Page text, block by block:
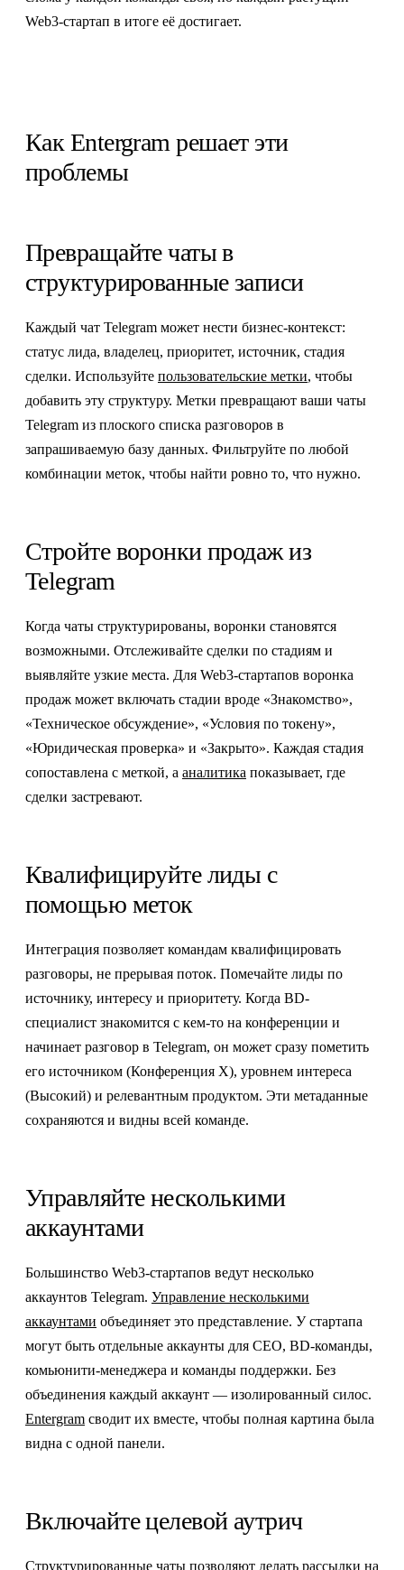
Web3-стартап в итоге её достигает.
Как Entergram решает эти
проблемы
Превращайте чаты в
структурированные записи
Каждый чат Telegram может нести бизнес-контекст:
статус лида, владелец, приоритет, источник, стадия
сделки. Используйте пользовательские метки, чтобы
добавить эту структуру. Метки превращают ваши чаты
Telegram из плоского списка разговоров в
запрашиваемую базу данных. Фильтруйте по любой
комбинации меток, чтобы найти ровно то, что нужно.
Стройте воронки продаж из
Telegram
Когда чаты структурированы, воронки становятся
возможными. Отслеживайте сделки по стадиям и
выявляйте узкие места. Для Web3-стартапов воронка
продаж может включать стадии вроде «Знакомство»,
«Техническое обсуждение», «Условия по токену»,
«Юридическая проверка» и «Закрыто». Каждая стадия
сопоставлена с меткой, а аналитика показывает, где
сделки застревают.
Квалифицируйте лиды с
помощью меток
Интеграция позволяет командам квалифицировать
разговоры, не прерывая поток. Помечайте лиды по
источнику, интересу и приоритету. Когда BD-
специалист знакомится с кем-то на конференции и
начинает разговор в Telegram, он может сразу пометить
его источником (Конференция X), уровнем интереса
(Высокий) и релевантным продуктом. Эти метаданные
сохраняются и видны всей команде.
Управляйте несколькими
аккаунтами
Большинство Web3-стартапов ведут несколько
аккаунтов Telegram. Управление несколькими
аккаунтами объединяет это представление. У стартапа
могут быть отдельные аккаунты для CEO, BD-команды,
комьюнити-менеджера и команды поддержки. Без
объединения каждый аккаунт — изолированный силос.
Entergram сводит их вместе, чтобы полная картина была
видна с одной панели.
Включайте целевой аутрич
Структурированные чаты позволяют делать рассылки на